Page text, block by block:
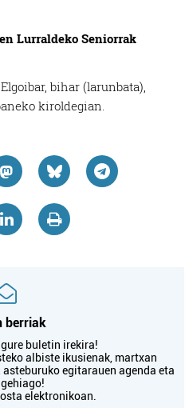
Lurraldeko Seniorrak
bihar (larunbata),
kiroldegian.
berriak
buletin irekira!
albiste ikusienak, martxan
egitarauen agenda eta
elektronikoan.